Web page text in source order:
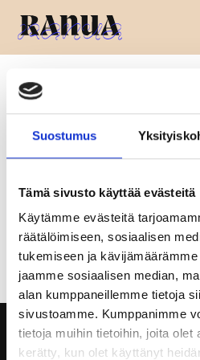
Suostumus
Tämä sivusto käyttää evästeitä
Käytämme evästeitä
räätälöimiseen, sosiaalisen
tukemiseen ja
jaamme sosiaalisen median,
alan kumppaneillemme tietoja
sivustoamme. Kumppanimme
tietoja muihin tietoihin, joita olet
kerätty, kun olet käyttänyt
Etusivu
Lounaslistaa ei löydy
Lounaslista viikko 33